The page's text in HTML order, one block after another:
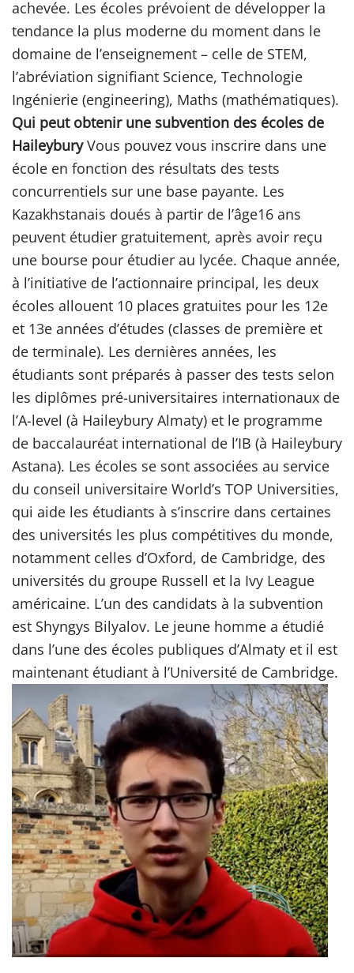
achevée. Les écoles prévoient de développer la
tendance la plus moderne du moment dans le
domaine de l’enseignement – celle de STEM,
l’abréviation signifiant Science, Technologie
Ingénierie (engineering), Maths (mathématiques).
Qui peut obtenir une subvention des écoles de
HaileyburyVous pouvez vous inscrire dans une
école en fonction des résultats des tests
concurrentiels sur une base payante. Les
Kazakhstanais doués à partir de l’âge16 ans
peuvent étudier gratuitement, après avoir reçu
une bourse pour étudier au lycée. Chaque année,
à l’initiative de l’actionnaire principal, les deux
écoles allouent 10 places gratuites pour les 12e
et 13e années d’études (classes de première et
de terminale). Les dernières années, les
étudiants sont préparés à passer des tests selon
les diplômes pré-universitaires internationaux de
l’A-level (à Haileybury Almaty) et le programme
de baccalauréat international de l’IB (à Haileybury
Astana). Les écoles se sont associées au service
du conseil universitaire World’s TOP Universities,
qui aide les étudiants à s’inscrire dans certaines
des universités les plus compétitives du monde,
notamment celles d’Oxford, de Cambridge, des
universités du groupe Russell et la Ivy League
américaine. L’un des candidats à la subvention
est Shyngys Bilyalov. Le jeune homme a étudié
dans l’une des écoles publiques d’Almaty et il est
maintenant étudiant à l’Université de Cambridge.